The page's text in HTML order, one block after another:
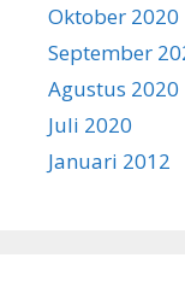
Oktober 2020
September
Agustus 2020
Juli 2020
Januari 2012